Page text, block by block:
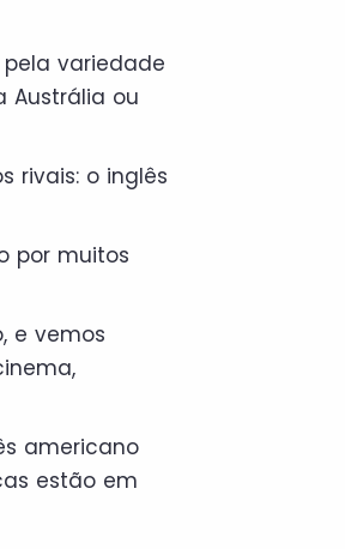
variedade
Austrália ou
rivais: o inglês
por muitos
e vemos
americano
estão em